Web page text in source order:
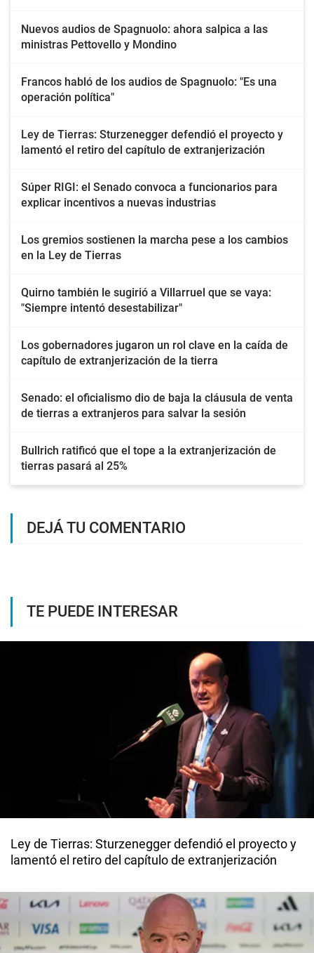
Nuevos audios de Spagnuolo: ahora salpica a las
ministras Pettovello y Mondino
Francos habló de los audios de Spagnuolo: "Es una
operación política"
Ley de Tierras: Sturzenegger defendió el proyecto y
lamentó el retiro del capítulo de extranjerización
Súper RIGI: el Senado convoca a funcionarios para
explicar incentivos a nuevas industrias
Los gremios sostienen la marcha pese a los cambios
en la Ley de Tierras
Quirno también le sugirió a Villarruel que se vaya:
"Siempre intentó desestabilizar"
Los gobernadores jugaron un rol clave en la caída de
capítulo de extranjerización de la tierra
Senado: el oficialismo dio de baja la cláusula de venta
de tierras a extranjeros para salvar la sesión
Bullrich ratificó que el tope a la extranjerización de
tierras pasará al 25%
DEJÁ TU COMENTARIO
TE PUEDE INTERESAR
Ley de Tierras: Sturzenegger defendió el proyecto y
lamentó el retiro del capítulo de extranjerización